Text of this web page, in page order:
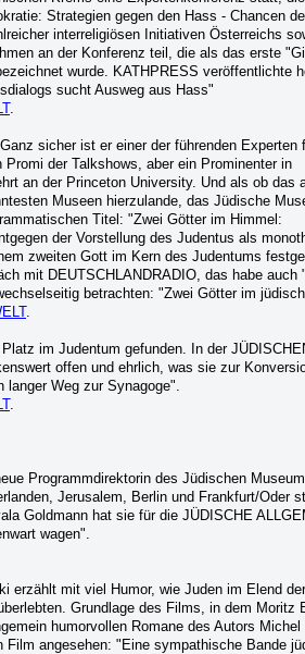
Strategien gegen den Hass - Chancen
interreligiösen Initiativen Österreichs
an der Konferenz teil, die als das erste
wurde. KATHPRESS veröffentlichte
sucht Ausweg aus Hass"
.
sicher ist er einer der führenden Experten
der Talkshows, aber ein Prominenter in
an der Princeton University. Und als ob das
Museen hierzulande, das Jüdische
Titel: "Zwei Götter im Himmel:
der Vorstellung des Judentus als
zweiten Gott im Kern des Judentums
mit DEUTSCHLANDRADIO, das habe auch
betrachten: "Zwei Götter im
.
im Judentum gefunden. In der
offen und ehrlich, was sie zur
langer Weg zur Synagoge".
.
Programmdirektorin des Jüdischen
Jerusalem, Berlin und Frankfurt/Oder
Goldmann hat sie für die JÜDISCHE
wagen".
erzählt mit viel Humor, wie Juden im Elend der
Grundlage des Films, in dem Moritz
humorvollen Romane des Autors Michel
angesehen: "Eine sympathische Bande